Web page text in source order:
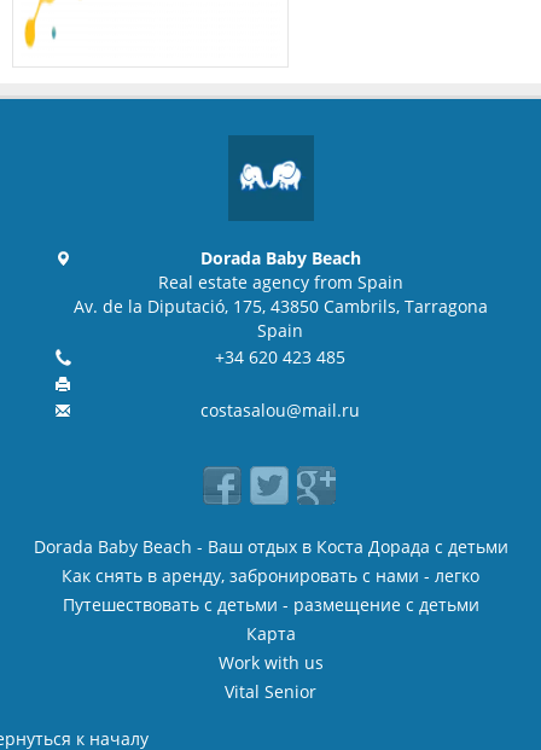
Dorada Baby Beach
Real estate agency from Spain
Av. de la Diputació, 175, 43850 Cambrils, Tarragona
Spain
+34 620 423 485
costasalou@mail.ru
Dorada Baby Beach - Ваш отдых в Коста Дорада с детьми
Как cнять в аренду, забронировать с нами - легко
Путешествовать с детьми - размещение с детьми
Карта
Work with us
Vital Senior
к началу